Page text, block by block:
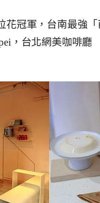
花冠軍，台南最強
，台北網美咖啡廳